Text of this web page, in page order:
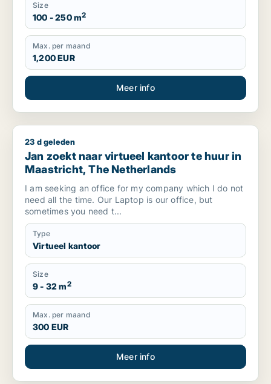
Size
100 - 250 m2
Max. per maand
1,200 EUR
Meer info
Jan zoekt naar virtueel kantoor te huur in Maastricht, The
23 d geleden
Jan zoekt naar virtueel kantoor te huur in
Maastricht, The Netherlands
I am seeking an office for my company which I do not
need all the time. Our Laptop is our office, but
sometimes you need t...
Type
Virtueel kantoor
Size
9 - 32 m2
Max. per maand
300 EUR
Meer info